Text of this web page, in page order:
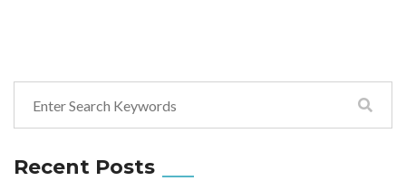
Recent Posts